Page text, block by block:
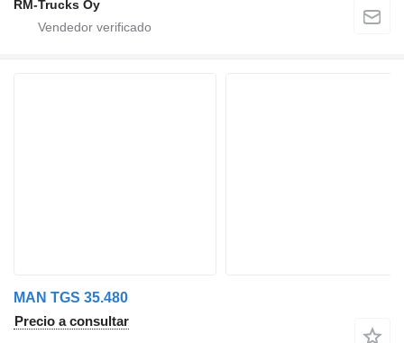
RM-Trucks Oy
MAN TGS 35.480
Precio a consultar